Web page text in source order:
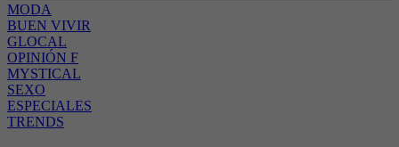
MODA
BUEN VIVIR
GLOCAL
OPINIÓN F
MYSTICAL
SEXO
ESPECIALES
TRENDS